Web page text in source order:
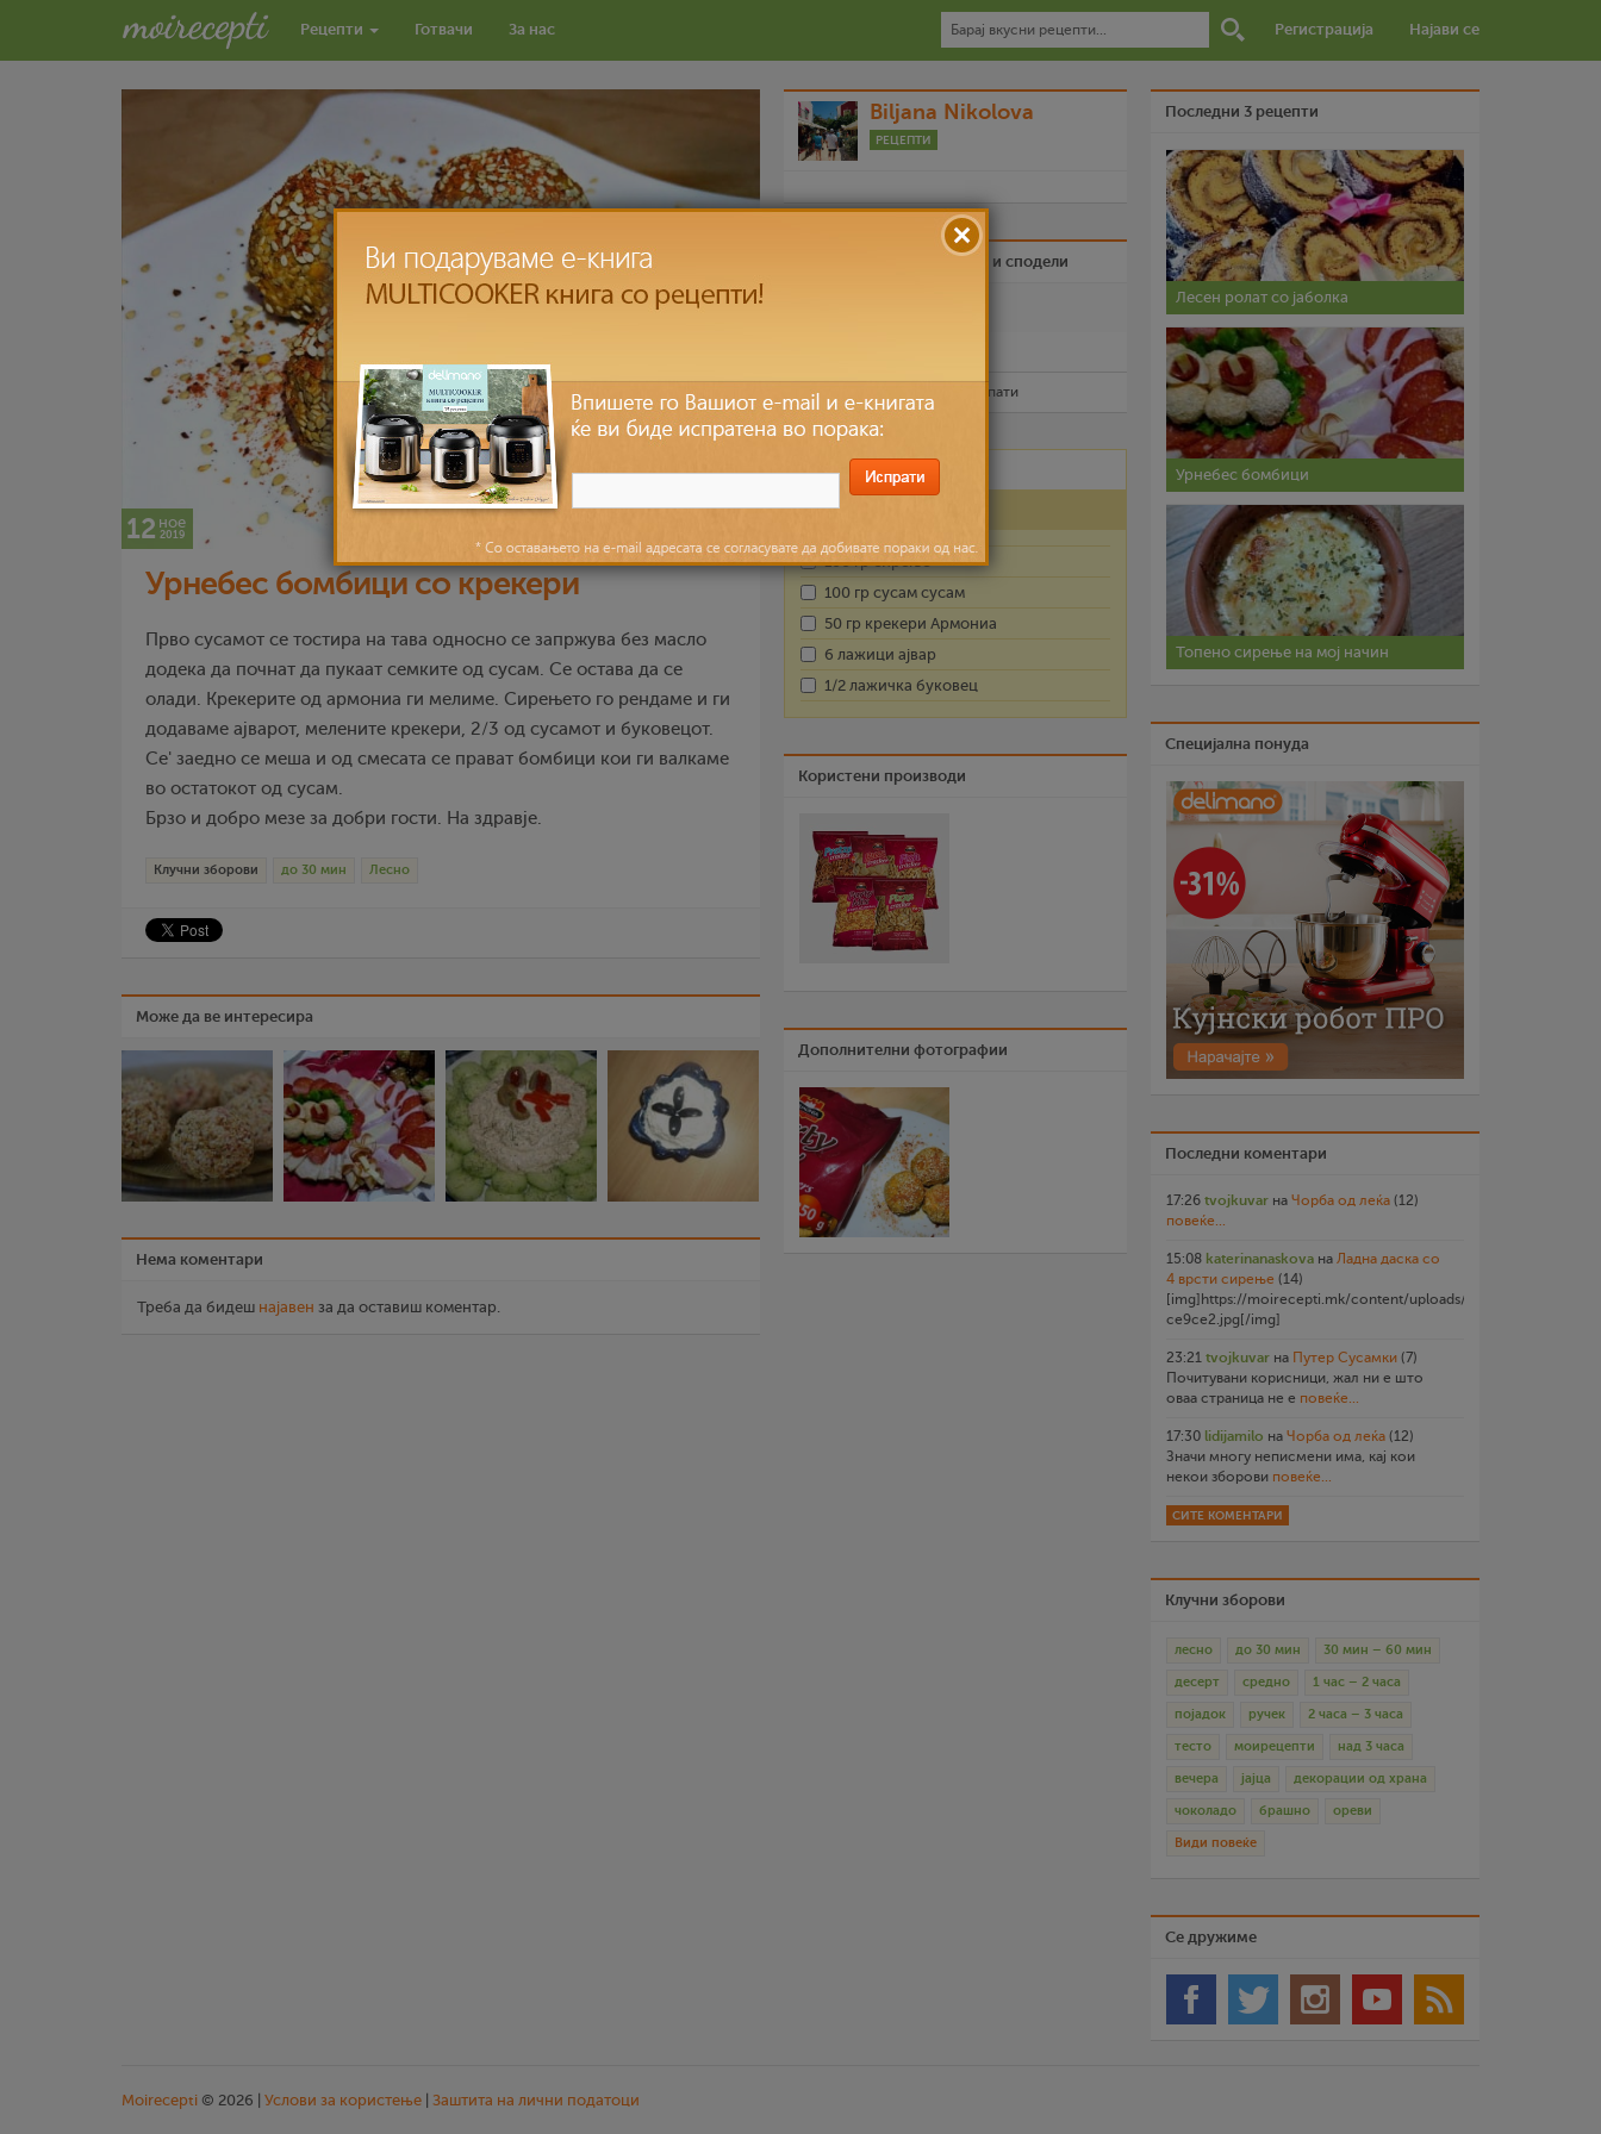
Рецепти Готвачи За нас Регистрација Најави се
12 ное
2019
Урнебес бомбици со крекери
Прво сусамот се тостира на тава односно се запржува без масло
додека да почнат да пукаат семките од сусам. Се остава да се
олади. Крекерите од армониа ги мелиме. Сирењето го рендаме и ги
додаваме ајварот, мелените крекери, 2/3 од сусамот и буковецот.
Се' заедно се меша и од смесата се прават бомбици кои ги валкаме
во остатокот од сусам.
Брзо и добро мезе за добри гости. На здравје.
Клучни зборови до 30 мин Лесно
Може да ве интересира
Нема коментари
Треба да бидеш најавен за да оставиш коментар.
Biljana Nikolova
РЕЦЕПТИ
Биди вистински пријател и сподели
Рецептот е прочитан пати
Лесно до 30 мин
Состојки
100 гр сирење
100 гр сусам сусам
50 гр крекери Армониа
6 лажици ајвар
1/2 лажичка буковец
Користени производи
Дополнителни фотографии
Последни 3 рецепти
Лесен ролат со јаболка
Урнебес бомбици
Топено сирење на мој начин
Специјална понуда
Последни коментари
17:26 tvojkuvar на Чорба од леќа (12)
повеќе...
15:08 katerinanaskova на Ладна даска со
4 врсти сирење (14)
[img]https://moirecepti.mk/content/uploads/2026/07/
ce9ce2.jpg[/img]
23:21 tvojkuvar на Путер Сусамки (7)
Почитувани корисници, жал ни е што
оваа страница не е повеќе...
17:30 lidijamilo на Чорба од леќа (12)
Значи многу неписмени има, кај кои
некои зборови повеќе...
СИТЕ КОМЕНТАРИ
Клучни зборови
лесно до 30 мин 30 мин – 60 мин
десерт средно 1 час – 2 часа
појадок ручек 2 часа – 3 часа
тесто моирецепти над 3 часа
вечера јајца декорации од храна
чоколадо брашно ореви
Види повеќе
Се дружиме
Moirecepti © 2026 | Услови за користење Заштита на лични податоци